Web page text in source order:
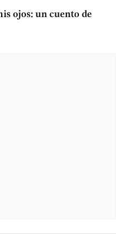
ojos: un cuento de